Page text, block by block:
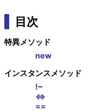
目次
特異メソッド
new
インスタンスメソッド
!~
<=>
==